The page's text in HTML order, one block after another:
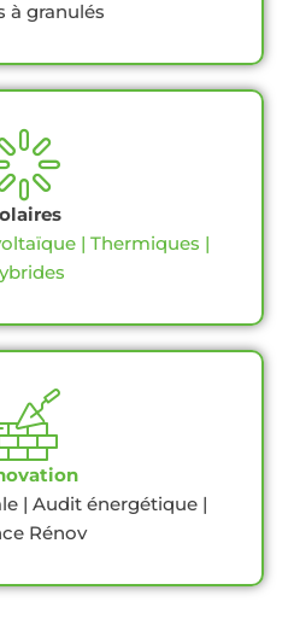
à granulés
| Thermiques |
| Audit énergétique |
Rénov